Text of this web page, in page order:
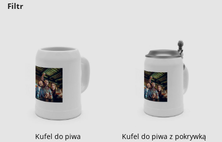
Filtr
Kufel do piwa Kufel do piwa z pokrywką